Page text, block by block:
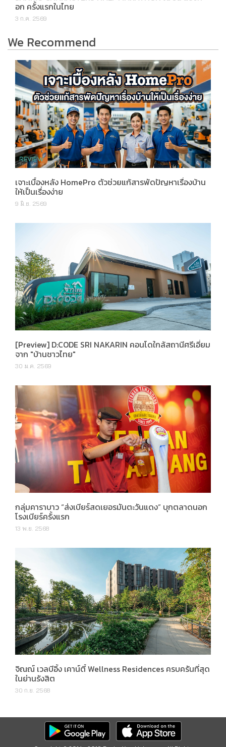
อก ครั้งแรกในไทย
3 ก.ค. 2569
We Recommend
เจาะเบื้องหลัง HomePro ตัวช่วยแก้สารพัดปัญหาเรื่องบ้าน
ให้เป็นเรื่องง่าย
9 มิ.ย. 2569
[Preview] D:CODE SRI NAKARIN คอนโดใกล้สถานีศรีเอี่ยม
จาก "บ้านชาวไทย"
30 ม.ค. 2569
กลุ่มคาราบาว “ส่งเบียร์สดเยอรมันตะวันแดง” บุกตลาดนอก
โรงเบียร์ครั้งแรก
13 พ.ย. 2568
จิณณ์ เวลบีอิ้ง เคาน์ตี้ Wellness Residences ครบครันที่สุด
ในย่านรังสิต
30 ก.ย. 2568